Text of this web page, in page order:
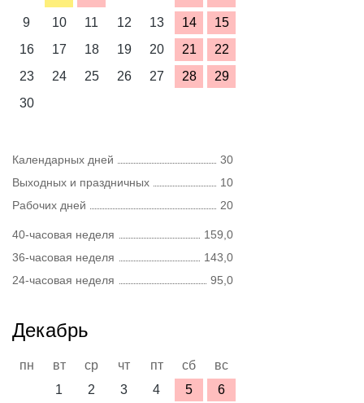
9
10 11 12 13 14
15
16
17 18 19 20 21
22
23
24 25 26 27 28
29
30
Календарных дней
30
Выходных и праздничных
10
Рабочих дней
20
40-часовая неделя
159,0
36-часовая неделя
143,0
24-часовая неделя
95,0
Декабрь
пн вт ср чт пт сб
вс
1
2 3 4 5
6